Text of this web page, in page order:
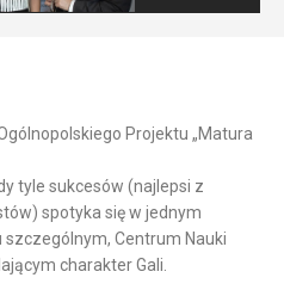
Projektu „Matura
tyle sukcesów (najlepsi z
spotyka się w jednym
Centrum Nauki
charakter Gali.